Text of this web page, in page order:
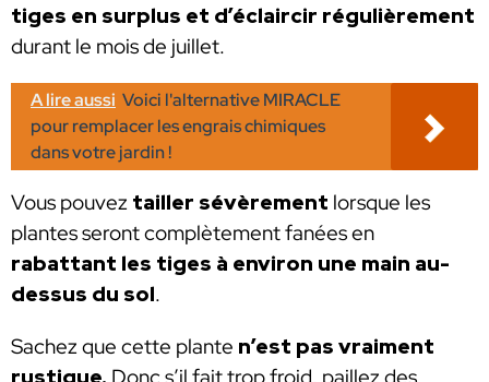
tiges en surplus et d’éclaircir régulièrement
durant le mois de juillet.
A lire aussi Voici l'alternative MIRACLE
pour remplacer les engrais chimiques
dans votre jardin !
Vous pouvez tailler sévèrement lorsque les
plantes seront complètement fanées en
rabattant les tiges à environ une main au-
dessus du sol.
Sachez que cette plante n’est pas vraiment